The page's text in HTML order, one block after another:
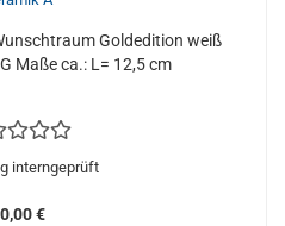
Goldedition weiß
Maße ca.: L= 12,5 cm
interngeprüft
€